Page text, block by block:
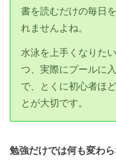
書を読むだけの毎日
れませんよね。
水泳を上手くなりた
つ、実際にプールに
で、とくに初心者ほ
とが大切です。
勉強だけでは何も変わ